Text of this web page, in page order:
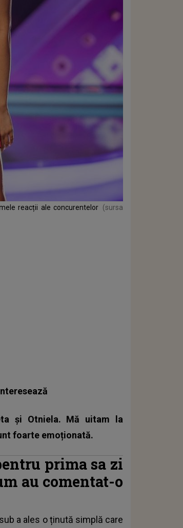
reacții ale concurentelor (sursa
și Otniela. Mă uitam la
foarte emoționată.
prima sa zi
au comentat-o
a ales o ținută simplă care